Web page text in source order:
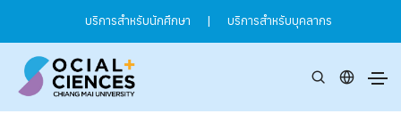
บริการสำหรับนักศึกษา | บริการสำหรับบุคลากร